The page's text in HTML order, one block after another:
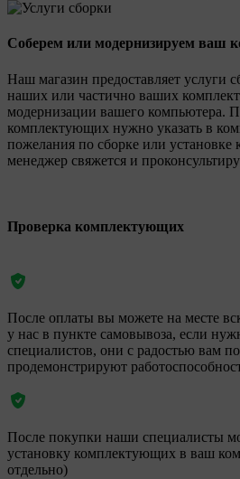
Соберем или модернизируем ваш
Наш магазин предоставляет услуги
наших или частично ваших
модернизации вашего компьютера.
комплектующих нужно указать в
пожелания по сборке или
менеджер свяжется и
Проверка комплектующих
После оплаты вы можете на месте
у нас в пункте самовывоза, если
специалистов, они с радостью вам
продемонстрируют
После покупки наши специалисты
установку комплектующих в ваш
отдельно)